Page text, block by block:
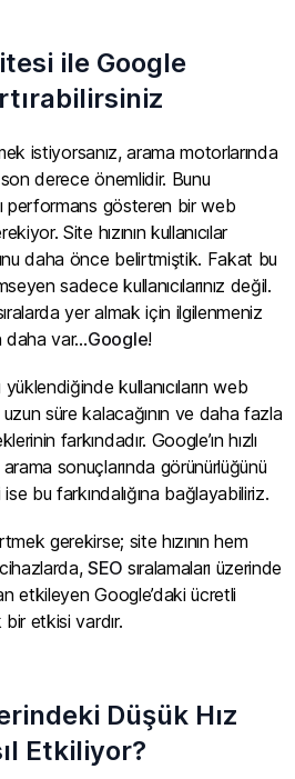
ile Google
istiyorsanız, arama motorlarında
derece önemlidir. Bunu
performans gösteren bir web
Site hızının kullanıcılar
daha önce belirtmiştik. Fakat bu
sadece kullanıcılarınız değil.
yer almak için ilgilenmeniz
daha var…Google!
kullanıcıların web
süre kalacağının ve daha fazla
farkındadır. Google’ın hızlı
sonuçlarında görünürlüğünü
bu farkındalığına bağlayabiliriz.
gerekirse; site hızının hem
SEO sıralamaları üzerinde
etkileyen Google’daki ücretli
etkisi vardır.
Düşük Hız
Etkiliyor?